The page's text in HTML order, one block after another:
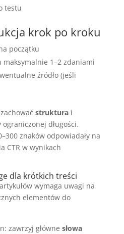
testu
krok po kroku
początku
maksymalnie 1–2 zdaniami
źródło (jeśli
strukturai
długości.
znaków odpowiadały na
CTR w wynikach
dla krótkich treści
wymaga uwagi na
elementów do
zawrzyj główne słowa